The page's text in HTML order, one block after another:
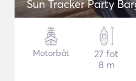
Sun Tracker Party
Motorbåt
27 fot
8 m